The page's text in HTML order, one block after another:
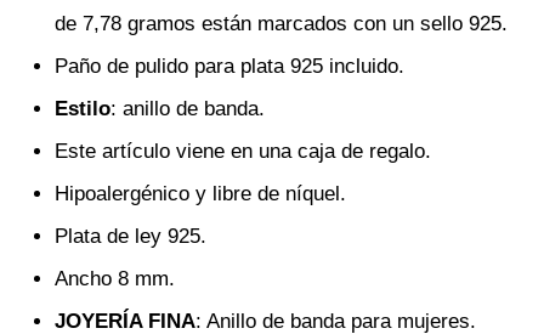
de 7,78 gramos están marcados con un sello 925.
Paño de pulido para plata 925 incluido.
Estilo: anillo de banda.
Este artículo viene en una caja de regalo.
Hipoalergénico y libre de níquel.
Plata de ley 925.
Ancho 8 mm.
JOYERÍA FINA: Anillo de banda para mujeres.